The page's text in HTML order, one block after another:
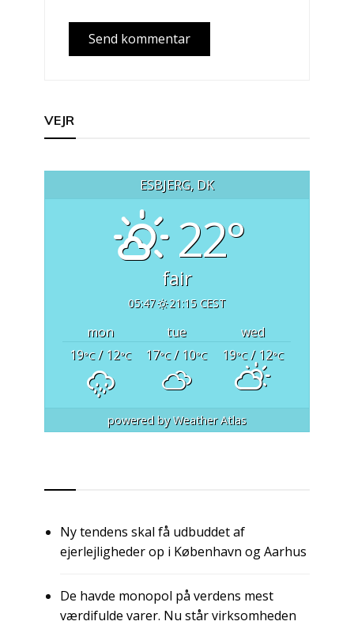
VEJR
ESBJERG, DK
22°
fair
05:47 21:15 CEST
mon tue
wed
19°C/ 12°C 17°C/ 10°C 19°C/ 12°C
powered byWeather Atlas
Ny tendens skal få udbuddet af
ejerlejligheder op i København og Aarhus
De havde monopol på verdens mest
værdifulde varer. Nu står virksomheden